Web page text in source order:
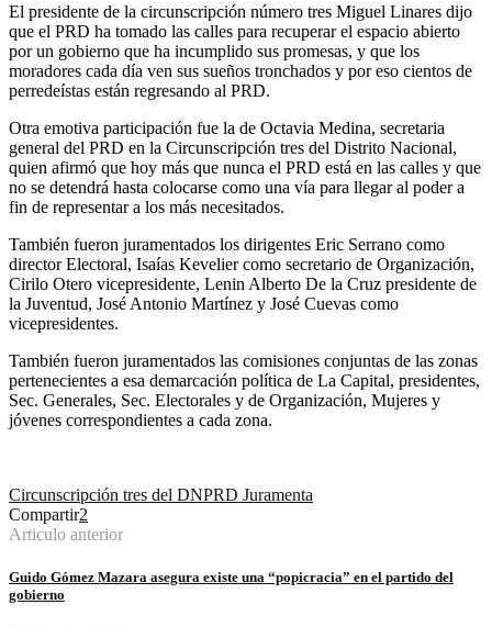
El presidente de la circunscripción número tres Miguel Linares dijo
que el PRD ha tomado las calles para recuperar el espacio abierto
por un gobierno que ha incumplido sus promesas, y que los
moradores cada día ven sus sueños tronchados y por eso cientos de
perredeístas están regresando al PRD.
Otra emotiva participación fue la de Octavia Medina, secretaria
general del PRD en la Circunscripción tres del Distrito Nacional,
quien afirmó que hoy más que nunca el PRD está en las calles y que
no se detendrá hasta colocarse como una vía para llegar al poder a
fin de representar a los más necesitados.
También fueron juramentados los dirigentes Eric Serrano como
director Electoral, Isaías Kevelier como secretario de Organización,
Cirilo Otero vicepresidente, Lenin Alberto De la Cruz presidente de
la Juventud, José Antonio Martínez y José Cuevas como
vicepresidentes.
También fueron juramentados las comisiones conjuntas de las zonas
pertenecientes a esa demarcación política de La Capital, presidentes,
Sec. Generales, Sec. Electorales y de Organización, Mujeres y
jóvenes correspondientes a cada zona.
Circunscripción tres del DNPRD Juramenta
Compartir2
Articulo anterior
Guido Gómez Mazara asegura existe una “popicracia” en el partido del
gobierno